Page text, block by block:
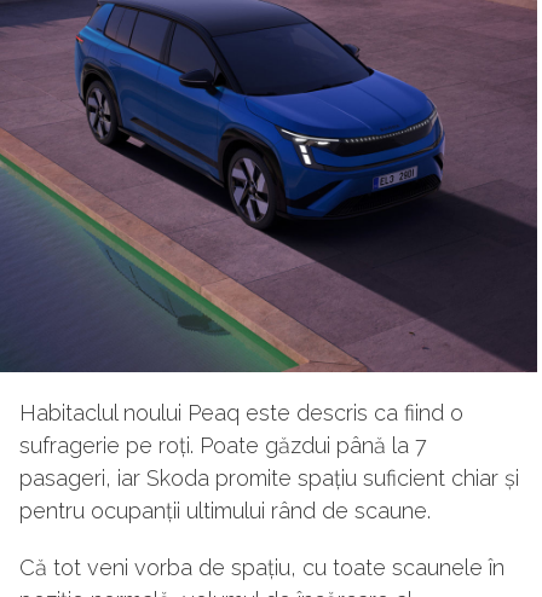
Habitaclul noului Peaq este descris ca fiind o
sufragerie pe roți. Poate găzdui până la 7
pasageri, iar Skoda promite spațiu suficient chiar și
pentru ocupanții ultimului rând de scaune.
Că tot veni vorba de spațiu, cu toate scaunele în